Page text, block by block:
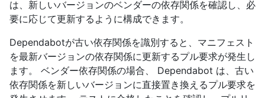
は、新しいバージョンのベンダーの依存関係を確認し、必
要に応じて更新するように構成できます。
Dependabotが古い依存関係を識別すると、マニフェスト
を最新バージョンの依存関係に更新するプル要求が発生し
ます。 ベンダー依存関係の場合、 Dependabot は、古い
依存関係を新しいバージョンに直接置き換えるプル要求を